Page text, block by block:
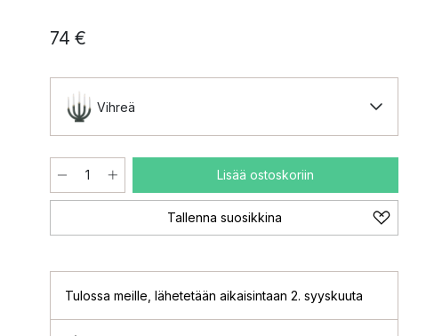
74 €
Vihreä
Lisää ostoskoriin
Tallenna suosikkina
Tulossa meille lähetetään aikaisintaan 2. syyskuuta